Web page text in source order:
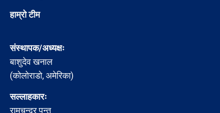
हाम्रो टीम
संस्थापक/अध्यक्षः
बाशुदेव खनाल
(कोलोराडो, अमेरिका)
सल्लाहकारः
रामचन्द्र पन्त